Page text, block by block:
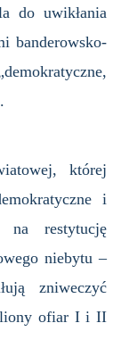
do uwikłania
banderowsko-
której
i
na restytucję
niebytu –
zniweczyć
ofiar I i II